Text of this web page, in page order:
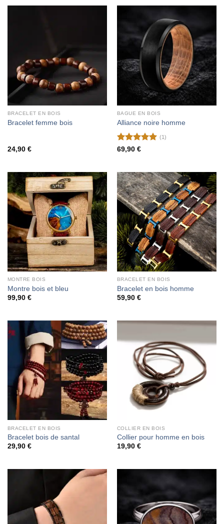
BRACELET EN BOIS
Bracelet femme bois
24,90 €
BAGUE EN BOIS
Alliance noire homme
Note 5sur
(1)
69,90 €
MONTRE BOIS
Montre bois et bleu
99,90 €
BRACELET EN BOIS
Bracelet en bois homme
59,90 €
BRACELET EN BOIS
Bracelet bois de santal
29,90 €
COLLIER EN BOIS
Collier pour homme en bois
19,90 €